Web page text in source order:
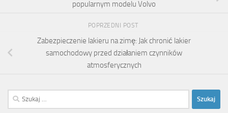
popularnym modelu Volvo
POPRZEDNI POST
Zabezpieczenie lakieru na zimę: Jak chronić lakier
samochodowy przed działaniem czynników
atmosferycznych
Szukaj: